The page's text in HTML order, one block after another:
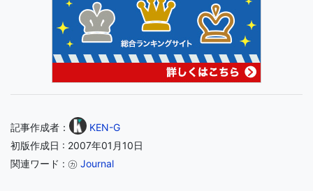
記事作成者：
KEN-G
初版作成日 : 2007年01月10日
関連ワード : ㋕ Journal